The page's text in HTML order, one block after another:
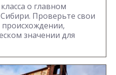
о главном
Проверьте свои
происхождении,
значении для